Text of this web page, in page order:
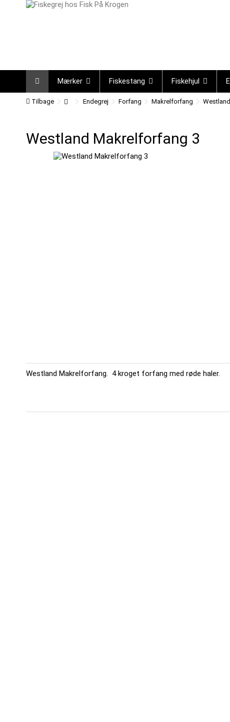
Mærker Fiskestang Fiskehjul
Tilbage Endegrej Forfang Makrelforfang
Westland Makrelforfang 3
Westland Makrelforfang. 4 kroget forfang med røde haler.